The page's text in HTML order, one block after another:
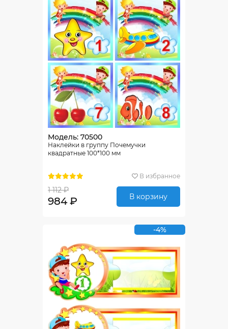
Модель: 70500
Наклейки в группу Почемучки
квадратные 100*100 мм
В избранное
1 112 ₽
984 ₽ В корзину
-4%